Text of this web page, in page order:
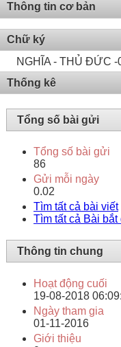
Thông tin cơ bản
Chữ ký
NGHĨA - THỦ ĐỨC -
Thống kê
Tổng số bài gửi
Tổng số bài gửi
86
Gửi mỗi ngày
0.02
Tìm tất cả bài viết
Tìm tất cả Bài bắt
Thông tin chung
Hoạt động cuối
19-08-2018
Ngày tham gia
01-11-2016
Giới thiệu